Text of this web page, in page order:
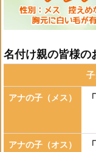
名付け親の皆様の
アナの子（メス）
アナの子（オス）